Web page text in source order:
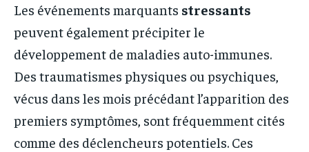
Les événements marquants stressants
peuvent également précipiter le
développement de maladies auto-immunes.
Des traumatismes physiques ou psychiques,
vécus dans les mois précédant l’apparition des
premiers symptômes, sont fréquemment cités
comme des déclencheurs potentiels. Ces